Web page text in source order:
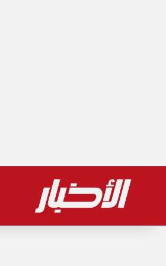
أخر المستجدات